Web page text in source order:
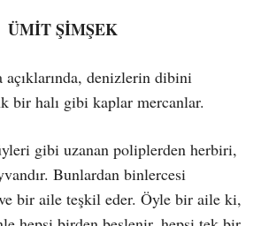
ÜMİT ŞİMŞEK
açıklarında, denizlerin dibini
bir halı gibi kaplar mercanlar.
gibi uzanan poliplerden herbiri,
Bunlardan binlercesi
bir aile teşkil eder. Öyle bir aile ki,